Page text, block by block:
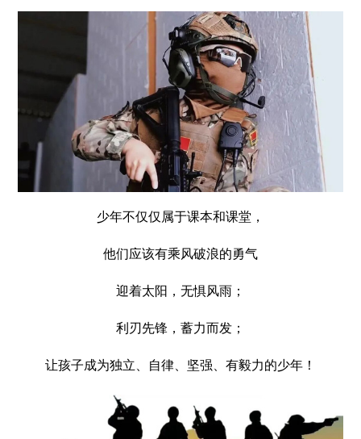
少年不仅仅属于课本和课堂，
他们应该有乘风破浪的勇气
迎着太阳，无惧风雨；
利刃先锋，蓄力而发；
让孩子成为独立、自律、坚强、有毅力的少年！